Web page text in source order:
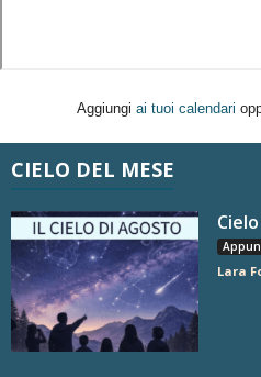
Aggiungi ai tuoi calendari
CIELO DEL MESE
Lara